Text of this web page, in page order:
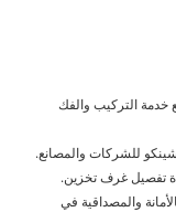
التركيب والفك
للشركات والمصانع.
تفصيل غرف تخزين.
والمصداقية في